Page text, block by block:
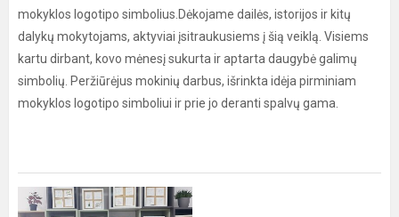
mokyklos logotipo simbolius.Dėkojame dailės, istorijos ir kitų
dalykų mokytojams, aktyviai įsitraukusiems į šią veiklą. Visiems
kartu dirbant, kovo mėnesį sukurta ir aptarta daugybė galimų
simbolių. Peržiūrėjus mokinių darbus, išrinkta idėja pirminiam
mokyklos logotipo simboliui ir prie jo deranti spalvų gama.